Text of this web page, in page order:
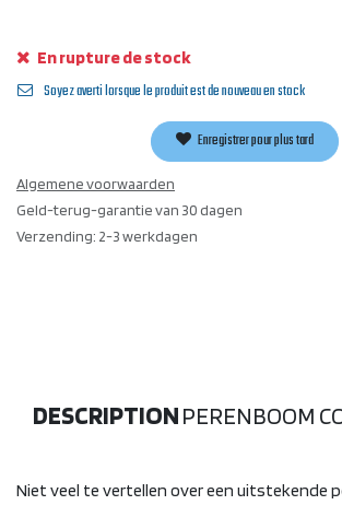
En rupture de stock
Soyez averti lorsque le produit est de nouveau en stock
Enregistrer pour plus tard
Algemene voorwaarden
Geld-terug-garantie van 30 dagen
Verzending: 2-3 werkdagen
DESCRIPTIONPERENBOOM
Niet veel te vertellen over een uitstekende